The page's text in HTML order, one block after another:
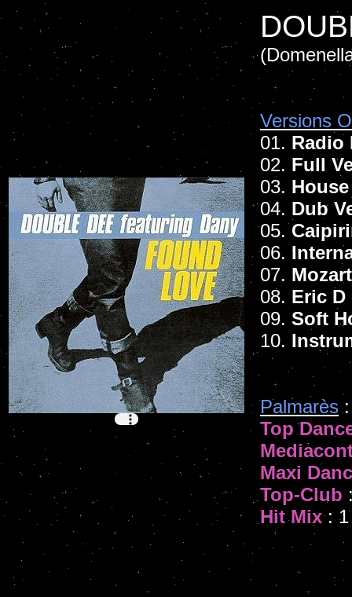
Versions
01. Radio
02.Full
03.
04. Dub
05.
06.
07.
08. Eric D
09. Soft
10.
Palmarès:
Top
Maxi
Top-Club
Hit Mix: 1